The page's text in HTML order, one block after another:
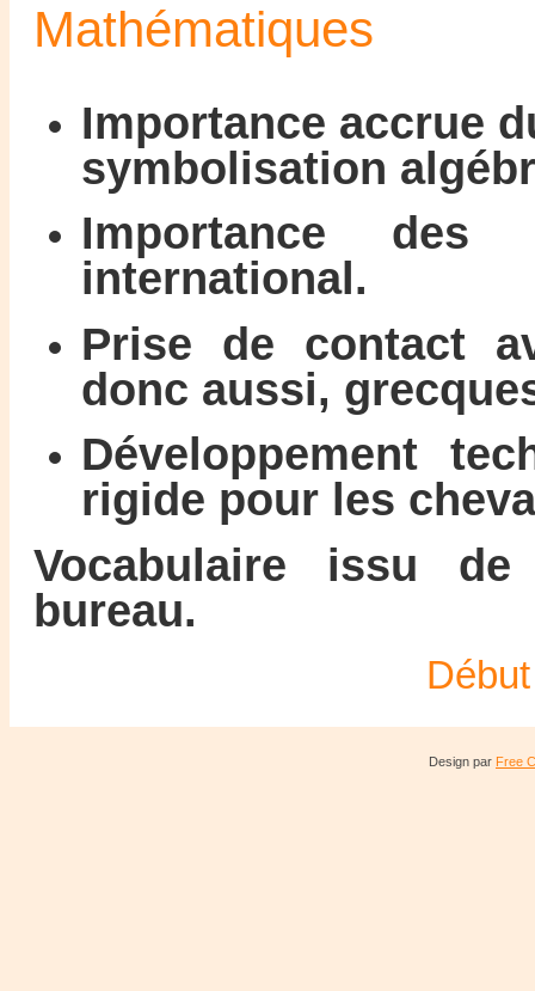
Mathématiques
Importance accrue
symbolisation
Importance
international.
Prise de contact
donc aussi,
Développement
rigide pour les
Vocabulaire issu
bureau.
Design par Free